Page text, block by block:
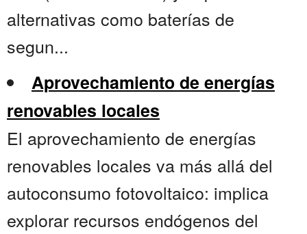
alternativas como baterías de
segun...
Aprovechamiento de energías
renovables locales
El aprovechamiento de energías
renovables locales va más allá del
autoconsumo fotovoltaico: implica
explorar recursos endógenos del